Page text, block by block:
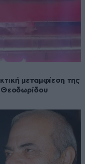
μεταμφίεση της